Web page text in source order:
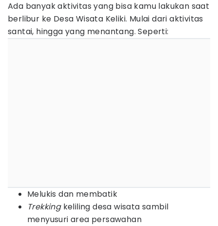
Ada banyak aktivitas yang bisa kamu lakukan saat
berlibur ke Desa Wisata Keliki. Mulai dari aktivitas
santai, hingga yang menantang. Seperti:
Melukis dan membatik
Trekkingkeliling desa wisata sambil
menyusuri area persawahan